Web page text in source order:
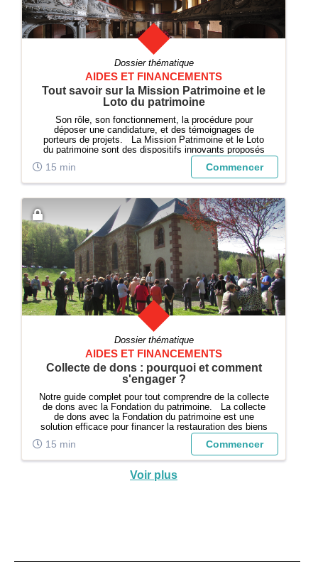
Dossier thématique
AIDES ET FINANCEMENTS
Tout savoir sur la Mission Patrimoine et le
Loto du patrimoine
Son rôle, son fonctionnement, la procédure pour
déposer une candidature, et des témoignages de
porteurs de projets. La Mission Patrimoine et le Loto
du patrimoine sont des dispositifs innovants proposés
par la Fondation du patrimoine pour soutenir les
propriétaires privés et les associations...
15 min Commencer
Dossier thématique
AIDES ET FINANCEMENTS
Collecte de dons : pourquoi et comment
s'engager ?
Notre guide complet pour tout comprendre de la collecte
de dons avec la Fondation du patrimoine. La collecte
de dons avec la Fondation du patrimoine est une
solution efficace pour financer la restauration des biens
d'intérêt, qu'il s'agisse d'une église historique, d'un
15 min Commencer
Voir plus